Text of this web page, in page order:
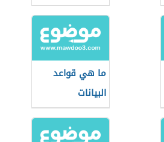
ما هي قواعد
البيانات